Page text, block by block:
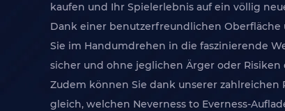
kaufen und Ihr Spielerlebnis auf ein völlig
Dank einer benutzerfreundlichen Oberfläche
Sie im Handumdrehen in die faszinierende
sicher und ohne jeglichen Ärger oder Risiken
Zudem können Sie dank unserer
gleich, welchen Neverness to Everness-